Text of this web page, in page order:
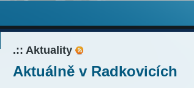
.:: Aktuality
Aktuálně v Radkovicích